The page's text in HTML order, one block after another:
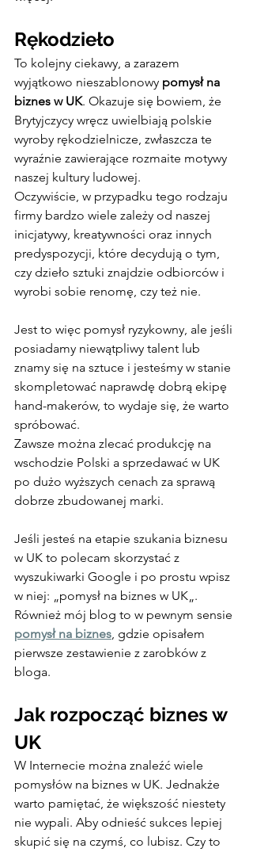
Rękodzieło
To kolejny ciekawy, a zarazem
wyjątkowo nieszablonowy pomysł na
biznes w UK. Okazuje się bowiem, że
Brytyjczycy wręcz uwielbiają polskie
wyroby rękodzielnicze, zwłaszcza te
wyraźnie zawierające rozmaite motywy
naszej kultury ludowej.
Oczywiście, w przypadku tego rodzaju
firmy bardzo wiele zależy od naszej
inicjatywy, kreatywności oraz innych
predyspozycji, które decydują o tym,
czy dzieło sztuki znajdzie odbiorców i
wyrobi sobie renomę, czy też nie.
Jest to więc pomysł ryzykowny, ale jeśli
posiadamy niewątpliwy talent lub
znamy się na sztuce i jesteśmy w stanie
skompletować naprawdę dobrą ekipę
hand-makerów, to wydaje się, że warto
spróbować.
Zawsze można zlecać produkcję na
wschodzie Polski a sprzedawać w UK
po dużo wyższych cenach za sprawą
dobrze zbudowanej marki.
Jeśli jesteś na etapie szukania biznesu
w UK to polecam skorzystać z
wyszukiwarki Google i po prostu wpisz
w niej: „pomysł na biznes w UK„.
Również mój blog to w pewnym sensie
pomysł na biznes, gdzie opisałem
pierwsze zestawienie z zarobków z
bloga.
Jak rozpocząć biznes w
UK
W Internecie można znaleźć wiele
pomysłów na biznes w UK. Jednakże
warto pamiętać, że większość niestety
nie wypali. Aby odnieść sukces lepiej
skupić się na czymś, co lubisz. Czy to